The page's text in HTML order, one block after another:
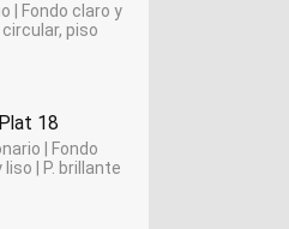
| Fondo claro y
piso
18
| Fondo
| P. brillante